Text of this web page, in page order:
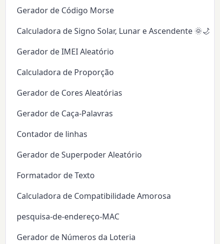
Gerador de Código Morse
Calculadora de Signo Solar, Lunar e Ascendente 🌞🌙✨
Gerador de IMEI Aleatório
Calculadora de Proporção
Gerador de Cores Aleatórias
Gerador de Caça-Palavras
Contador de linhas
Gerador de Superpoder Aleatório
Formatador de Texto
Calculadora de Compatibilidade Amorosa
pesquisa-de-endereço-MAC
Gerador de Números da Loteria